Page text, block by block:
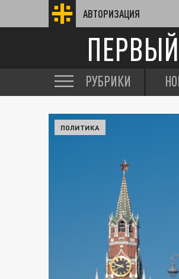
АВТОРИЗАЦИЯ
РУБРИКИ
ПОЛИТИКА